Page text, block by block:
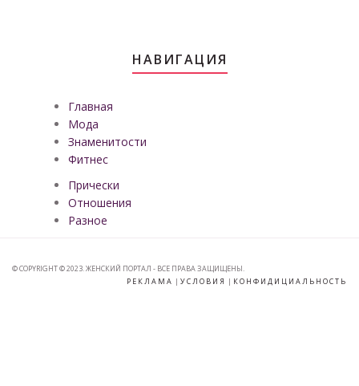
НАВИГАЦИЯ
Главная
Мода
Знаменитости
Фитнес
Прически
Отношения
Разное
© COPYRIGHT © 2023. ЖЕНСКИЙ ПОРТАЛ - ВСЕ ПРАВА ЗАЩИЩЕНЫ.
РЕКЛАМА | УСЛОВИЯ | КОНФИДИЦИАЛЬНОСТЬ